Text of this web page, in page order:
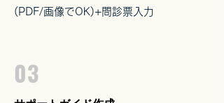
(PDF/画像でOK)+問診票入力
03